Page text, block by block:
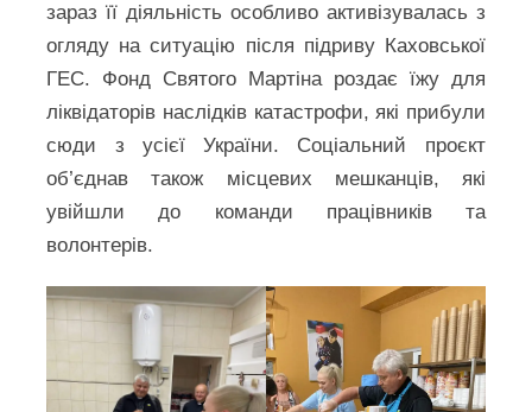
зараз її діяльність особливо активізувалась з
огляду на ситуацію після підриву Каховської
ГЕС. Фонд Святого Мартіна роздає їжу для
ліквідаторів наслідків катастрофи, які прибули
сюди з усієї України. Соціальний проєкт
об’єднав також місцевих мешканців, які
увійшли до команди працівників та
волонтерів.